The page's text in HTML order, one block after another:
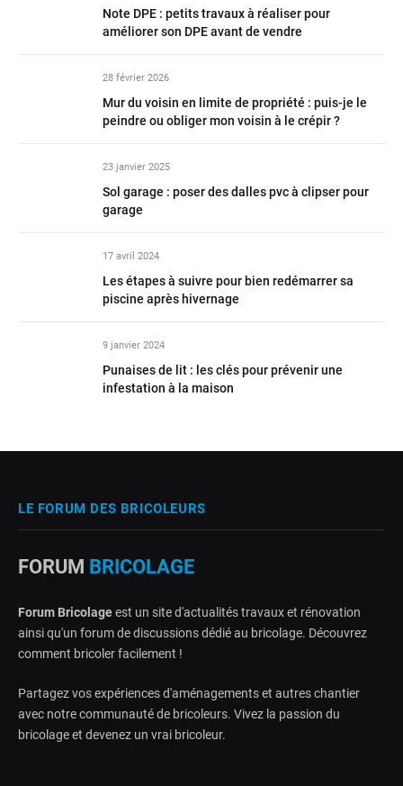
Note DPE : petits travaux à réaliser pour
améliorer son DPE avant de vendre
28 février 2026
Mur du voisin en limite de propriété : puis-je le
peindre ou obliger mon voisin à le crépir ?
23 janvier 2025
Sol garage : poser des dalles pvc à clipser pour
garage
17 avril 2024
Les étapes à suivre pour bien redémarrer sa
piscine après hivernage
9 janvier 2024
Punaises de lit : les clés pour prévenir une
infestation à la maison
LE FORUM DES BRICOLEURS
FORUM BRICOLAGE
Forum Bricolageest un site d'actualités travaux et rénovation
ainsi qu'un forum de discussions dédié au bricolage. Découvrez
comment bricoler facilement !
Partagez vos expériences d'aménagements et autres chantier
avec notre communauté de bricoleurs. Vivez la passion du
bricolage et devenez un vrai bricoleur.